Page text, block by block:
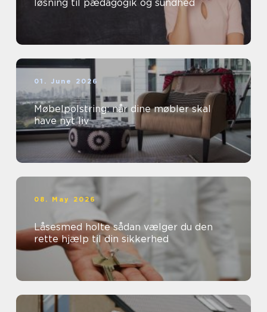
løsning til pædagogik og sundhed
01. June 2026
Møbelpolstring: når dine møbler skal
have nyt liv
08. May 2026
Låsesmed holte sådan vælger du den
rette hjælp til din sikkerhed